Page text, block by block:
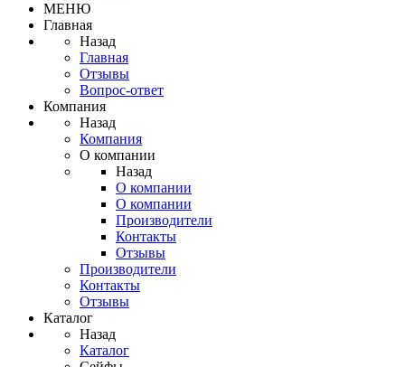
МЕНЮ
Главная
Назад
Главная
Отзывы
Вопрос-ответ
Компания
Назад
Компания
О компании
Назад
О компании
О компании
Производители
Контакты
Отзывы
Производители
Контакты
Отзывы
Каталог
Назад
Каталог